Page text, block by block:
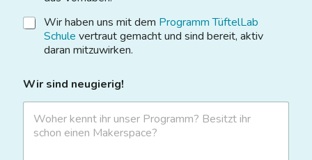
Wir haben uns mit dem Programm TüftelLab
Schule vertraut gemacht und sind bereit, aktiv
daran mitzuwirken.
Wir sind neugierig!